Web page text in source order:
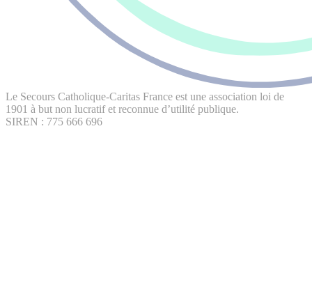
Le Secours Catholique-Caritas France est une association loi de
1901 à but non lucratif et reconnue d’utilité publique.
SIREN : 775 666 696